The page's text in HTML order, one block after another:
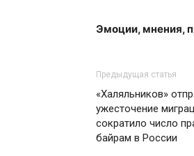
Эмоции, мнения,
Предыдущая статья
«Халяльников»
ужесточение
сократило число
байрам в России